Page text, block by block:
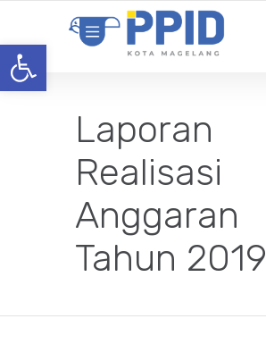
Open toolbar
Laporan
Realisasi
Anggaran
Tahun 2019